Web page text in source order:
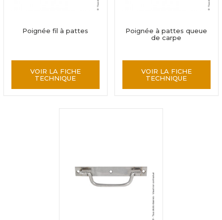
Poignée fil à pattes
VOIR LA FICHE
TECHNIQUE
Poignée à pattes queue
de carpe
VOIR LA FICHE
TECHNIQUE